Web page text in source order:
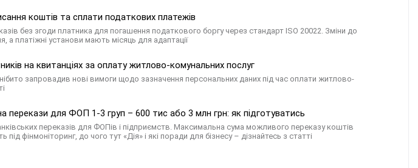
коштів та сплати податкових платежів
без згоди платника для погашення податкового боргу через стандарт ISO 20022. Зміни до
платіжні установи мають місяць для адаптації
на квитанціях за оплату житлово-комунальних послуг
запровадив нові вимоги щодо зазначення персональних даних під час оплати житлово-
перекази для ФОП 1-3 груп – 600 тис або 3 млн грн: як підготуватись
переказів для ФОПів і підприємств. Максимальна сума можливого переказу коштів
фінмоніторинг, до чого тут «Дія» і які поради для бізнесу – дізнайтесь з статті